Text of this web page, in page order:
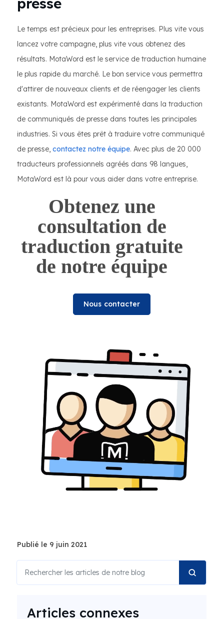
Le temps est précieux pour les entreprises. Plus vite vous
lancez votre campagne, plus vite vous obtenez des
résultats. MotaWord est le service de traduction humaine
le plus rapide du marché. Le bon service vous permettra
d'attirer de nouveaux clients et de réengager les clients
existants. MotaWord est expérimenté dans la traduction
de communiqués de presse dans toutes les principales
industries. Si vous êtes prêt à traduire votre communiqué
de presse, contactez notre équipe. Avec plus de 20 000
traducteurs professionnels agréés dans 98 langues,
MotaWord est là pour vous aider dans votre entreprise.
Obtenez une
consultation de
traduction gratuite
de notre équipe
Nous contacter
Publié le 9 juin 2021
Articles connexes